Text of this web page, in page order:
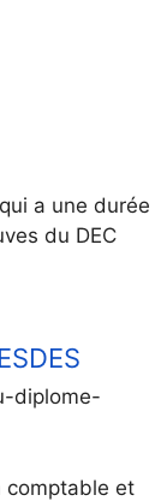
a une durée
du DEC
diplome-
comptable et